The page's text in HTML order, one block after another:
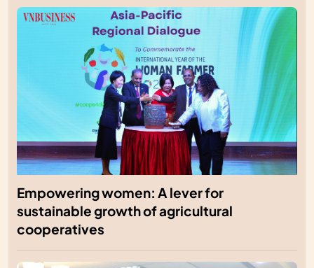
Empowering women: A lever for
sustainable growth of agricultural
cooperatives